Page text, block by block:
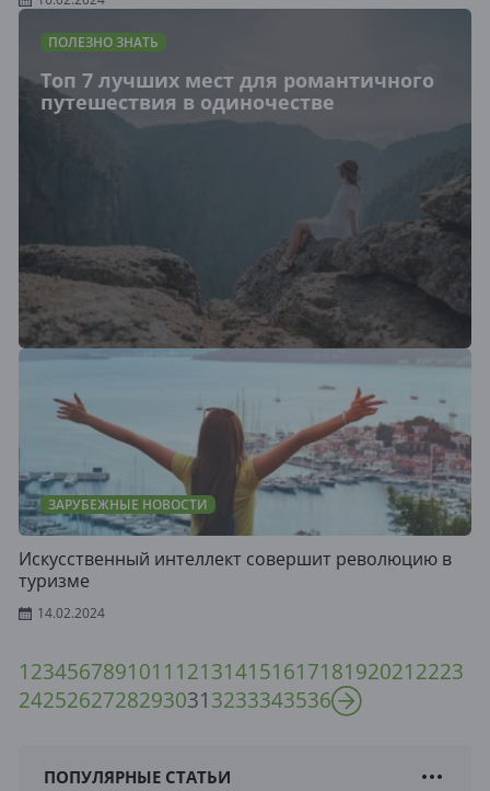
ПОЛЕЗНО ЗНАТЬ
Топ 7 лучших мест для романтичного
путешествия в одиночестве
ЗАРУБЕЖНЫЕ НОВОСТИ
Искусственный интеллект совершит революцию в
туризме
14.02.2024
1234567891011 121314151617181920212223
24252627282930313233343536
ПОПУЛЯРНЫЕ СТАТЬИ